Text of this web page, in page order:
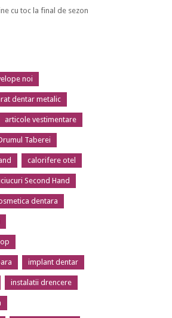
cu toc la final de sezon
noi
dentar metalic
articole vestimentare
Taberei
calorifere otel
Second Hand
dentara
implant dentar
instalatii drencere